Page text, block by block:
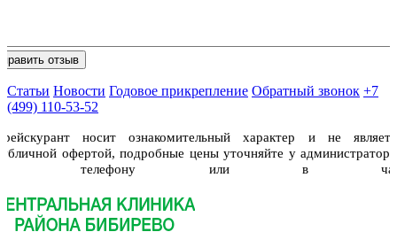
Статьи Новости Годовое прикрепление Обратный звонок +7
(499) 110-53-52
носит ознакомительный характер и не
офертой, подробные цены уточняйте у
телефону или в